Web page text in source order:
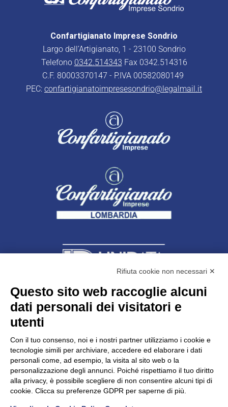
Confartigianato Imprese Sondrio
Largo dell’Artigianato, 1 - 23100 Sondrio
Telefono 0342.514343 Fax 0342.514316
C.F. 80003370147 - P.IVA 00582080149
PEC: confartigianatoimpresesondrio@legalmail.it
Unidata s.r.lcon unico socio
Largo dell’Artigianato, 1 - 23100 Sondrio
C.F. 00481790145 - N.REA SO-36426
PEC: unidata.sondrio@legalmail.it
Cap. soc. euro 100.000,00 i.v.
Rifiuta cookie non necessari ✕
Questo sito web raccoglie alcuni
dati personali dei visitatori e
utenti
Con il tuo consenso, noi e i nostri partner utilizziamo i cookie e
tecnologie simili per archiviare, accedere ed elaborare i dati
personali come, ad esempio, la visita al sito web o la
personalizzazione degli annunci. Poiché rispettiamo il tuo diritto
alla privacy, è possibile scegliere di non consentire alcuni tipi di
cookie. Clicca su preferenze GDPR per saperne di più.